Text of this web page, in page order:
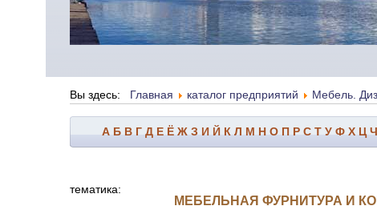
Вы здесь: Главная каталог предприятий Мебель.
А Б В Г Д Е Ё Ж З И Й К Л М Н О П Р С Т У Ф Х Ц Ч
тематика:
МЕБЕЛЬНАЯ ФУРНИТУРА И